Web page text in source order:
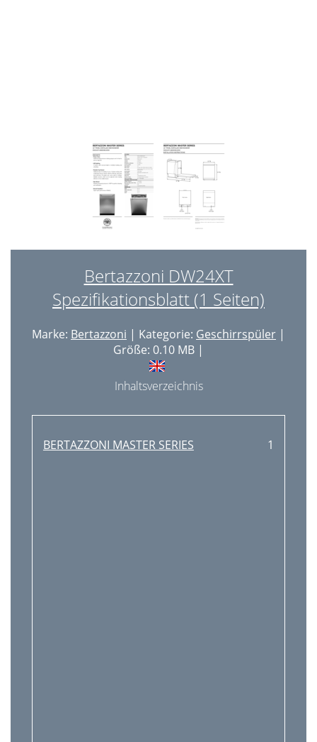
Bertazzoni DW24XT
Spezifikationsblatt (1 Seiten)
Marke: Bertazzoni | Kategorie: Geschirrspüler |
Größe: 0.10 MB |
Inhaltsverzeichnis
BERTAZZONI MASTER SERIES 1